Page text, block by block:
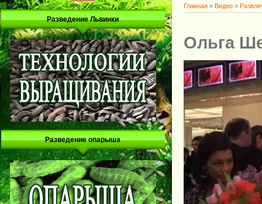
Разведение Львинки
Разведение опарыша
Главная » Видео »
Ольга